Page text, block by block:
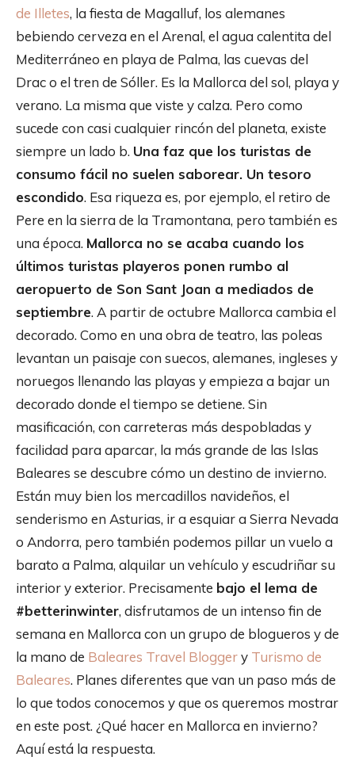
de Illetes, la fiesta de Magalluf, los alemanes
bebiendo cerveza en el Arenal, el agua calentita del
Mediterráneo en playa de Palma, las cuevas del
Drac o el tren de Sóller. Es la Mallorca del sol, playa y
verano. La misma que viste y calza. Pero como
sucede con casi cualquier rincón del planeta, existe
siempre un lado b. Una faz que los turistas de
consumo fácil no suelen saborear. Un tesoro
escondido. Esa riqueza es, por ejemplo, el retiro de
Pere en la sierra de la Tramontana, pero también es
una época. Mallorca no se acaba cuando los
últimos turistas playeros ponen rumbo al
aeropuerto de Son Sant Joan a mediados de
septiembre. A partir de octubre Mallorca cambia el
decorado. Como en una obra de teatro, las poleas
levantan un paisaje con suecos, alemanes, ingleses y
noruegos llenando las playas y empieza a bajar un
decorado donde el tiempo se detiene. Sin
masificación, con carreteras más despobladas y
facilidad para aparcar, la más grande de las Islas
Baleares se descubre cómo un destino de invierno.
Están muy bien los mercadillos navideños, el
senderismo en Asturias, ir a esquiar a Sierra Nevada
o Andorra, pero también podemos pillar un vuelo a
barato a Palma, alquilar un vehículo y escudriñar su
interior y exterior. Precisamente bajo el lema de
#betterinwinter, disfrutamos de un intenso fin de
semana en Mallorca con un grupo de blogueros y de
la mano de Baleares Travel Bloggery Turismo de
Baleares. Planes diferentes que van un paso más de
lo que todos conocemos y que os queremos mostrar
en este post. ¿Qué hacer en Mallorca en invierno?
Aquí está la respuesta.